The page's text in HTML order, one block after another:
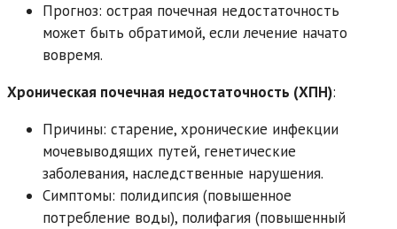
Прогноз: острая почечная недостаточность
может быть обратимой, если лечение начато
вовремя.
Хроническая почечная недостаточность (ХПН):
Причины: старение, хронические инфекции
мочевыводящих путей, генетические
заболевания, наследственные нарушения.
Симптомы: полидипсия (повышенное
потребление воды), полифагия (повышенный